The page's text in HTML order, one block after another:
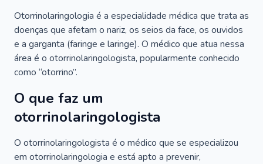
Otorrinolaringologia é a especialidade médica que trata as
doenças que afetam o nariz, os seios da face, os ouvidos
e a garganta (faringe e laringe). O médico que atua nessa
área é o otorrinolaringologista, popularmente conhecido
como “otorrino”.
O que faz um
otorrinolaringologista
O otorrinolaringologista é o médico que se especializou
em otorrinolaringologia e está apto a prevenir,